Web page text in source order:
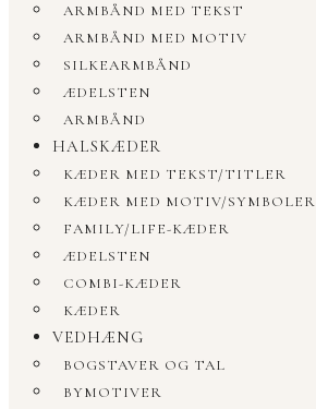
ARMBÅND MED TEKST
ARMBÅND MED MOTIV
SILKEARMBÅND
ÆDELSTEN
ARMBÅND
HALSKÆDER
KÆDER MED TEKST/TITLER
KÆDER MED MOTIV/SYMBOLER
FAMILY/LIFE-KÆDER
ÆDELSTEN
COMBI-KÆDER
KÆDER
VEDHÆNG
BOGSTAVER OG TAL
BYMOTIVER